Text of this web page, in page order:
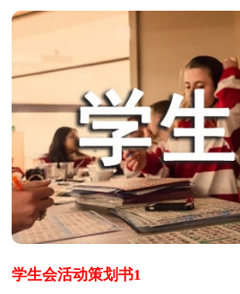
学生会活动策划书1